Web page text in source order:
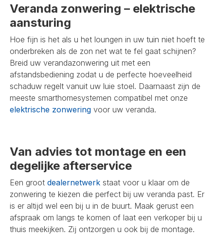
Veranda zonwering – elektrische
aansturing
Hoe fijn is het als u het loungen in uw tuin niet hoeft te
onderbreken als de zon net wat te fel gaat schijnen?
Breid uw verandazonwering uit met een
afstandsbediening zodat u de perfecte hoeveelheid
schaduw regelt vanuit uw luie stoel. Daarnaast zijn de
meeste smarthomesystemen compatibel met onze
elektrische zonwering voor uw veranda.
Van advies tot montage en een
degelijke afterservice
Een groot dealernetwerk staat voor u klaar om de
zonwering te kiezen die perfect bij uw veranda past. Er
is er altijd wel een bij u in de buurt. Maak gerust een
afspraak om langs te komen of laat een verkoper bij u
thuis meekijken. Zij ontzorgen u ook bij de montage.